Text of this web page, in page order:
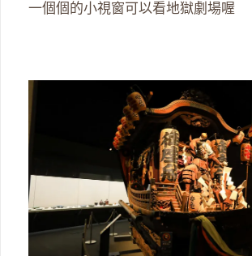
一個個的小視窗可以看地獄劇場喔